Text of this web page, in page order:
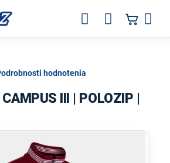
hodnotenia
III | POLOZIP |